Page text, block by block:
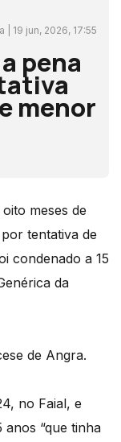
| 19 jun, 2026, 17:55
pena
menor
meses de
tentativa de
condenado a 15
da
de Angra.
no Faial, e
anos “que tinha